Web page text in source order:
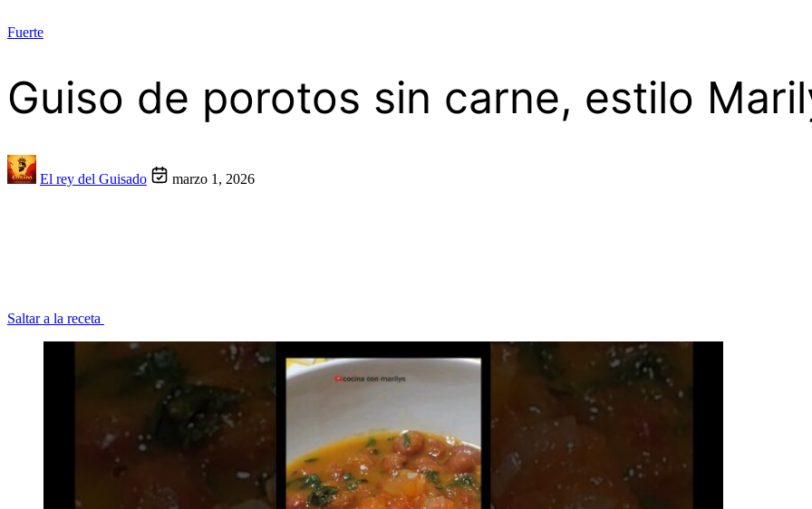
Fuerte
Guiso de porotos sin carne, estilo
El rey del Guisado marzo 1, 2026
Saltar a la receta